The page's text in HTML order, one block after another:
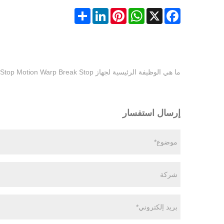
Facebook
X
WhatsApp
Pinterest
LinkedIn
Share
ما هي الوظيفة الرئيسية لجهاز Rapier Loom Display Warp Stop Motion Warp Break Stop؟
إرسال استفسار